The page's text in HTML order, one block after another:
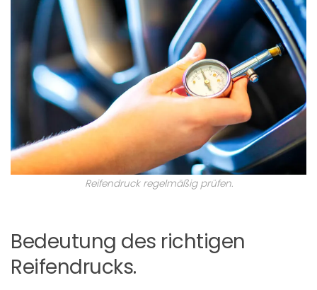
Reifendruck regelmäßig prüfen.
Bedeutung des richtigen
Reifendrucks.